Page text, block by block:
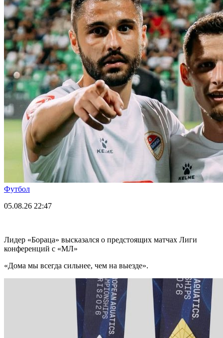
Футбол
05.08.26 22:47
Лидер «Бораца» высказался о предстоящих матчах Лиги
конференций с «МЛ»
«Дома мы всегда сильнее, чем на выезде».